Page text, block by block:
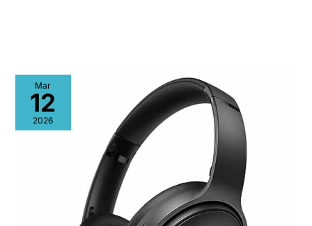
Mar
12
2026
Test
du
Bose
QuietComfort
SC
réduction